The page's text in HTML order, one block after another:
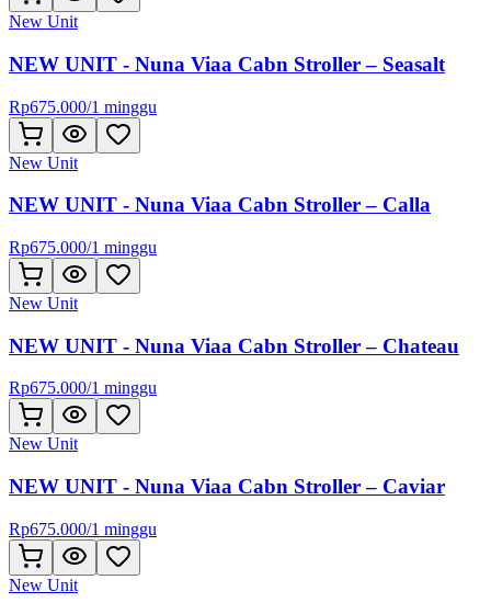
New Unit
NEW UNIT - Nuna Viaa Cabn Stroller – Seasalt
Rp675.000/1 minggu
New Unit
NEW UNIT - Nuna Viaa Cabn Stroller – Calla
Rp675.000/1 minggu
New Unit
NEW UNIT - Nuna Viaa Cabn Stroller – Chateau
Rp675.000/1 minggu
New Unit
NEW UNIT - Nuna Viaa Cabn Stroller – Caviar
Rp675.000/1 minggu
New Unit